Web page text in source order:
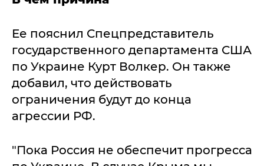
Ее пояснил Спецпредставитель
государственного департамента США
по Украине Курт Волкер. Он также
добавил, что действовать
ограничения будут до конца
агрессии РФ.
"Пока Россия не обеспечит прогресса